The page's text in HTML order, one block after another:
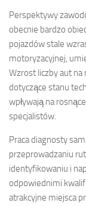
Perspektywy
obecnie bardzo
pojazdów stale
motoryzacyjnej,
Wzrost liczby aut na
dotyczące stanu
wpływają na
specjalistów.
Praca diagnosty
przeprowadzaniu
identyfikowaniu i
odpowiednimi
atrakcyjne miejsca